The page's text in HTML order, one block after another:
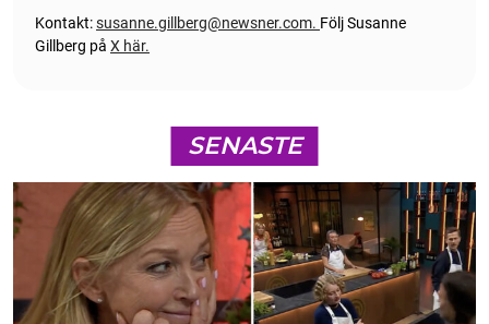
Kontakt:susanne.gillberg@newsner.com. Följ Susanne
Gillberg på X här.
SENASTE